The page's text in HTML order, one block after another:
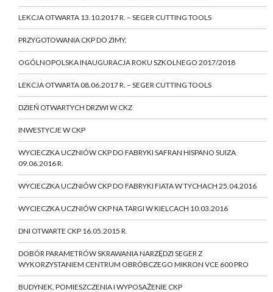
LEKCJA OTWARTA 13.10.2017 R. – SEGER CUTTING TOOLS
PRZYGOTOWANIA CKP DO ZIMY.
OGÓLNOPOLSKA INAUGURACJA ROKU SZKOLNEGO 2017/2018
LEKCJA OTWARTA 08.06.2017 R. – SEGER CUTTING TOOLS
DZIEŃ OTWARTYCH DRZWI W CKZ
INWESTYCJE W CKP
WYCIECZKA UCZNIÓW CKP DO FABRYKI SAFRAN HISPANO SUIZA
09.06.2016 R.
WYCIECZKA UCZNIÓW CKP DO FABRYKI FIATA W TYCHACH 25.04.2016
WYCIECZKA UCZNIÓW CKP NA TARGI W KIELCACH 10.03.2016
DNI OTWARTE CKP 16.05.2015 R.
DOBÓR PARAMETRÓW SKRAWANIA NARZĘDZI SEGER Z
WYKORZYSTANIEM CENTRUM OBRÓBCZEGO MIKRON VCE 600 PRO
BUDYNEK, POMIESZCZENIA I WYPOSAŻENIE CKP